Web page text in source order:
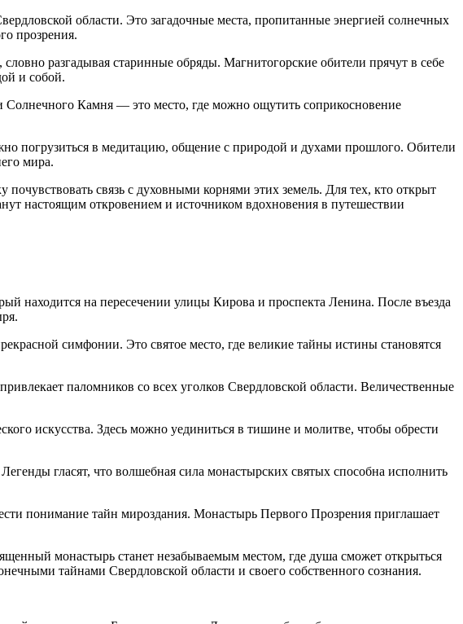
области. Это загадочные места, пропитанные энергией солнечных
прозрения.
разгадывая старинные обряды. Магнитогорские обители прячут в себе
и собой.
Солнечного Камня — это место, где можно ощутить соприкосновение
погрузиться в медитацию, общение с природой и духами прошлого. Обители
мира.
связь с духовными корнями этих земель. Для тех, кто открыт
настоящим откровением и источником вдохновения в путешествии
находится на пересечении улицы Кирова и проспекта Ленина. После въезда
симфонии. Это святое место, где великие тайны истины становятся
паломников со всех уголков Свердловской области. Величественные
искусства. Здесь можно уединиться в тишине и молитве, чтобы обрести
гласят, что волшебная сила монастырских святых способна исполнить
понимание тайн мироздания. Монастырь Первого Прозрения приглашает
монастырь станет незабываемым местом, где душа сможет открыться
тайнами Свердловской области и своего собственного сознания.